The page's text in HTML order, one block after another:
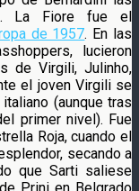
La Fiore fue el
de 1957. En las
lucieron
de Virgili, Julinho,
el joven Virgili se
(aunque tras
primer nivel). Fue
Roja, cuando el
secando a
que Sarti saliese